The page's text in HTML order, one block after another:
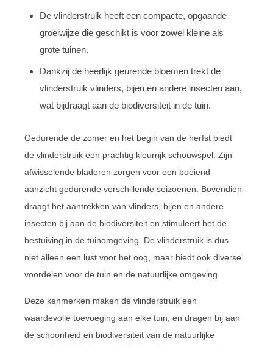
De vlinderstruik heeft een compacte, opgaande
groeiwijze die geschikt is voor zowel kleine als
grote tuinen.
Dankzij de heerlijk geurende bloemen trekt de
vlinderstruik vlinders, bijen en andere insecten aan,
wat bijdraagt aan de biodiversiteit in de tuin.
Gedurende de zomer en het begin van de herfst biedt
de vlinderstruik een prachtig kleurrijk schouwspel. Zijn
afwisselende bladeren zorgen voor een boeiend
aanzicht gedurende verschillende seizoenen. Bovendien
draagt het aantrekken van vlinders, bijen en andere
insecten bij aan de biodiversiteit en stimuleert het de
bestuiving in de tuinomgeving. De vlinderstruik is dus
niet alleen een lust voor het oog, maar biedt ook diverse
voordelen voor de tuin en de natuurlijke omgeving.
Deze kenmerken maken de vlinderstruik een
waardevolle toevoeging aan elke tuin, en dragen bij aan
de schoonheid en biodiversiteit van de natuurlijke